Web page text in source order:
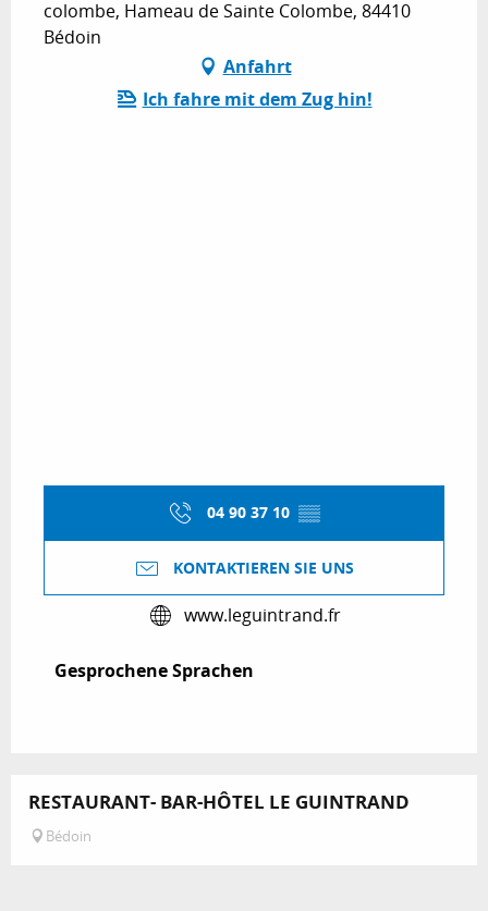
colombe, Hameau de Sainte Colombe, 84410
Bédoin
Anfahrt
Ich fahre mit dem Zug hin!
04 90 37 10 ▒▒
KONTAKTIEREN SIE UNS
www.leguintrand.fr
Gesprochene Sprachen
Gesprochene Sprachen
RESTAURANT- BAR-HÔTEL LE GUINTRAND
Bédoin